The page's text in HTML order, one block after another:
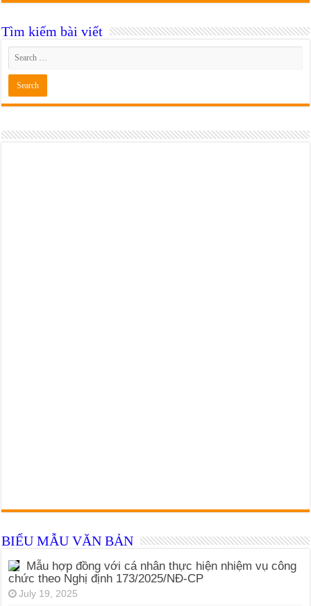
Tìm kiếm bài viết
BIỂU MẪU VĂN BẢN
Mẫu hợp đồng với cá nhân thực hiện nhiệm vụ công
chức theo Nghị định 173/2025/NĐ-CP
July 19, 2025